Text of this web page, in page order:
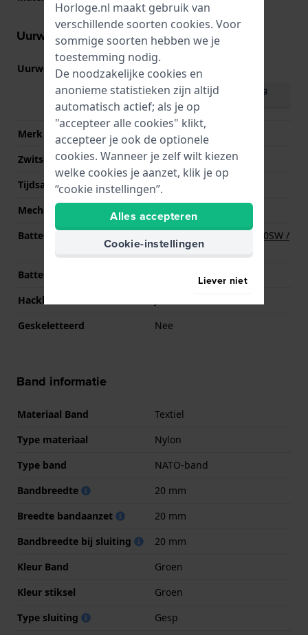
Uurwerk informatie
Uurwerk nr. 715(Bekijk specificaties
Download handleiding
Merk uurwerk
Ronda
Zwitsers uurwerk
Nee
Tijdsaanduiding
Analoog
Mechanisme
Quartz
Batterij
Renata R371 371 / SR920SW /
SG6 / AG6 Batterij
Batterijduur
60 Maanden
Hackbaar
Geskeletteerd
Nee
Band informatie
Materiaal Band
Textiel
Type materiaal
Nylon
Type band
NATO-band
Bandbreedte
20 mm
Breedte bandaanzet
20 mm
Bandbreedte bij sluiting
20 mm
Kleur Band
Groen
Kleur stiksel
Groen
Type sluiting
Gesp
Horloge.nl maakt gebruik van
verschillende soorten cookies. Voor
sommige soorten hebben we je
toestemming nodig.
De noodzakelijke cookies en
anonieme statistieken zijn altijd
automatisch actief; als je op
"accepteer alle cookies" klikt,
accepteer je ook de optionele
cookies. Wanneer je zelf wilt kiezen
welke cookies je aanzet, klik je op
“cookie instellingen”.
Alles accepteren
Cookie-instellingen
Liever niet